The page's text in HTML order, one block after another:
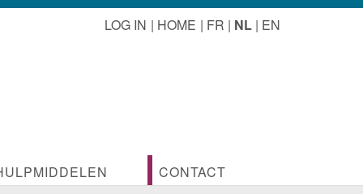
LOG IN HOME FR NL EN
CONTACT